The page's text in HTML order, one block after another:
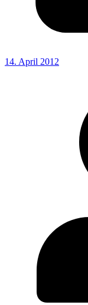
14. April 2012